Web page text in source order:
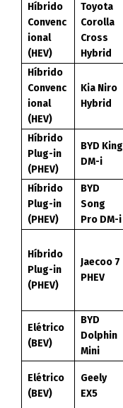
Híbrido
Convenc
ional
(HEV)
Toyota
Corolla
Cross
Hybrid
Híbrido
Convenc
ional
(HEV)
Kia Niro
Hybrid
Híbrido
Plug-in
(PHEV)
BYD King
DM-i
Híbrido
Plug-in
(PHEV)
BYD
Song
Pro DM-i
Híbrido
Plug-in
(PHEV)
Jaecoo 7
PHEV
Elétrico
(BEV)
BYD
Dolphin
Mini
Elétrico
(BEV)
Geely
EX5